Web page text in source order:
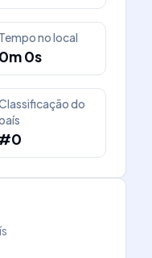
Tempo no local
0m 0s
do
#0